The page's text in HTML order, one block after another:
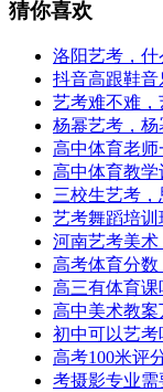
猜你喜欢
洛阳艺考，什
抖音高跟鞋
艺考难不难
杨幂艺考，杨
高中体育老
高中体育教
三校生艺考
艺考舞蹈培
河南艺考美
高考体育分
高三有体育
高中美术教
初中可以艺
高考100米评
考摄影专业